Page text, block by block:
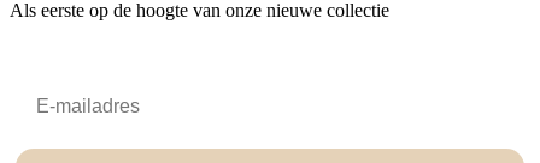
Als eerste op de hoogte van onze nieuwe collectie